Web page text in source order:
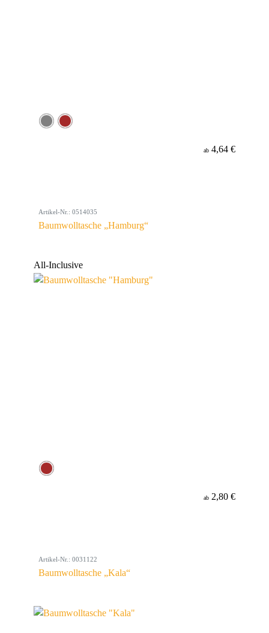
ab 4,64 €
Artikel-Nr.: 0514035
Baumwolltasche „Hamburg“
All-Inclusive
ab 2,80 €
Artikel-Nr.: 0031122
Baumwolltasche „Kala“